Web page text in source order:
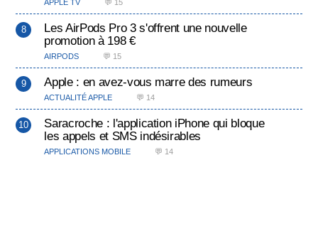
APPLE TV 💬 15
Les AirPods Pro 3 s'offrent une nouvelle
promotion à 198 €
AIRPODS 💬 15
Apple : en avez-vous marre des rumeurs
ACTUALITÉ APPLE 💬 14
Saracroche : l'application iPhone qui bloque
les appels et SMS indésirables
APPLICATIONS MOBILE 💬 14